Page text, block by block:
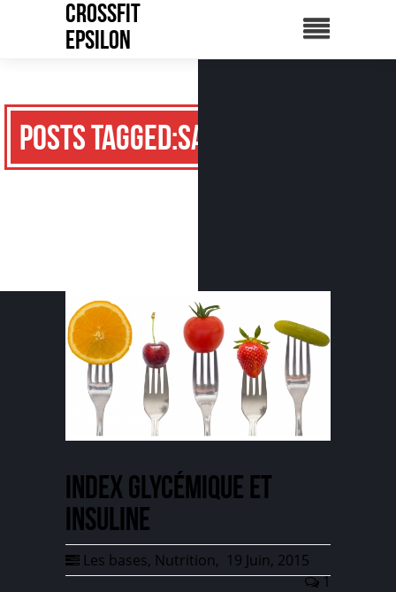
CrossFit
Epsilon
Posts Tagged:santé
Index glycémique et
insuline
Les bases, Nutrition, 19 Juin, 2015
1